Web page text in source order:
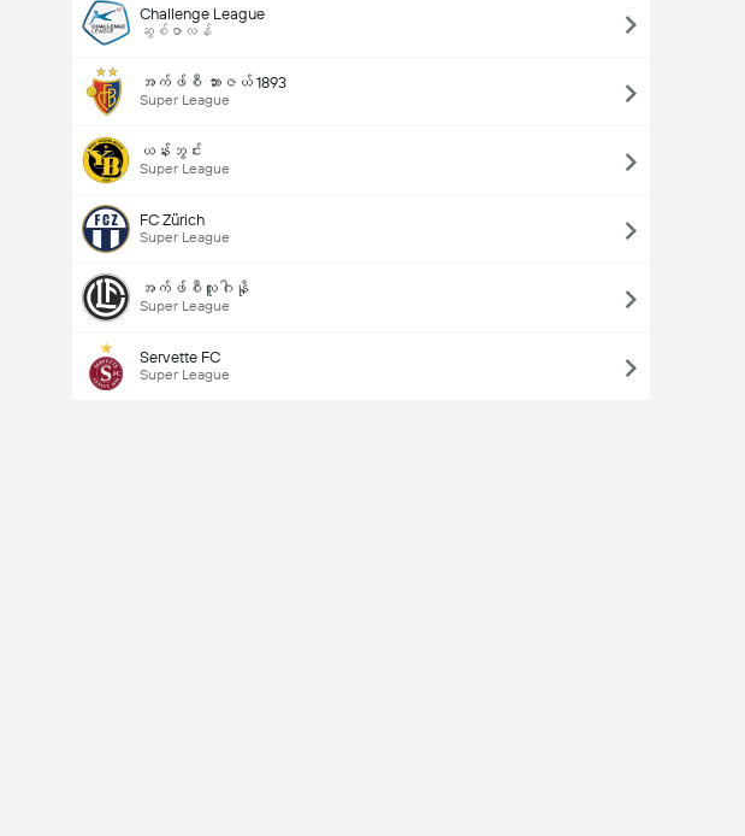
Challenge League
ဆွစ်ဇာလန်
အက်ဖ်စီ ဘားဇယ် 1893
Super League
ယန်းဘွင်း
Super League
FC Zürich
Super League
အက်ဖ်စီလူဂါနို
Super League
Servette FC
Super League